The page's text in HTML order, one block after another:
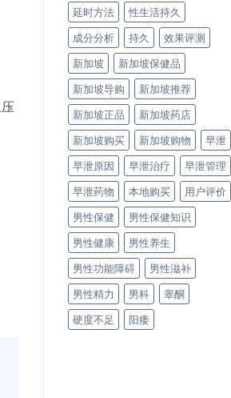
延时方法
性生活持久
成分分析
持久
效果评测
新加坡
新加坡保健品
新加坡导购
新加坡推荐
新加坡正品
新加坡药店
新加坡购买
新加坡购物
早泄
早泄原因
早泄治疗
早泄管理
早泄药物
本地购买
用户评价
男性保健
男性保健知识
男性健康
男性养生
男性功能障碍
男性滋补
男性精力
男科
睾酮
硬度不足
阳痿